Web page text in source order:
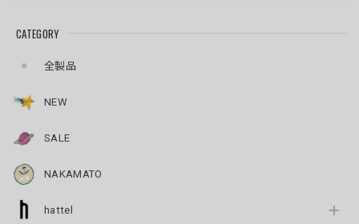
CATEGORY
全製品
NEW
SALE
NAKAMATO
hattel